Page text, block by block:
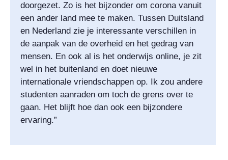
doorgezet. Zo is het bijzonder om corona vanuit
een ander land mee te maken. Tussen Duitsland
en Nederland zie je interessante verschillen in
de aanpak van de overheid en het gedrag van
mensen. En ook al is het onderwijs online, je zit
wel in het buitenland en doet nieuwe
internationale vriendschappen op. Ik zou andere
studenten aanraden om toch de grens over te
gaan. Het blijft hoe dan ook een bijzondere
ervaring.”